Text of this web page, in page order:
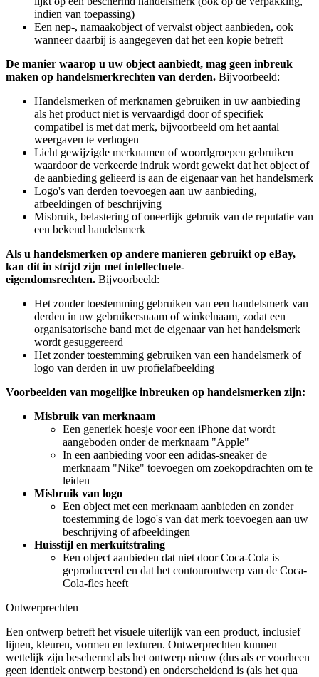
indien van toepassing)
Een nep-, namaakobject of vervalst object aanbieden, ook
wanneer daarbij is aangegeven dat het een kopie betreft
De manier waarop u uw object aanbiedt, mag geen inbreuk
maken op handelsmerkrechten van derden. Bijvoorbeeld:
Handelsmerken of merknamen gebruiken in uw aanbieding
als het product niet is vervaardigd door of specifiek
compatibel is met dat merk, bijvoorbeeld om het aantal
weergaven te verhogen
Licht gewijzigde merknamen of woordgroepen gebruiken
waardoor de verkeerde indruk wordt gewekt dat het object of
de aanbieding gelieerd is aan de eigenaar van het handelsmerk
Logo's van derden toevoegen aan uw aanbieding,
afbeeldingen of beschrijving
Misbruik, belastering of oneerlijk gebruik van de reputatie van
een bekend handelsmerk
Als u handelsmerken op andere manieren gebruikt op eBay,
kan dit in strijd zijn met intellectuele-
eigendomsrechten. Bijvoorbeeld:
Het zonder toestemming gebruiken van een handelsmerk van
derden in uw gebruikersnaam of winkelnaam, zodat een
organisatorische band met de eigenaar van het handelsmerk
wordt gesuggereerd
Het zonder toestemming gebruiken van een handelsmerk of
logo van derden in uw profielafbeelding
Voorbeelden van mogelijke inbreuken op handelsmerken zijn:
Misbruik van merknaam
Een generiek hoesje voor een iPhone dat wordt
aangeboden onder de merknaam "Apple"
In een aanbieding voor een adidas-sneaker de
merknaam "Nike" toevoegen om zoekopdrachten om te
leiden
Misbruik van logo
Een object met een merknaam aanbieden en zonder
toestemming de logo's van dat merk toevoegen aan uw
beschrijving of afbeeldingen
Huisstijl en merkuitstraling
Een object aanbieden dat niet door Coca-Cola is
geproduceerd en dat het contourontwerp van de Coca-
Cola-fles heeft
Ontwerprechten
Een ontwerp betreft het visuele uiterlijk van een product, inclusief
lijnen, kleuren, vormen en texturen. Ontwerprechten kunnen
wettelijk zijn beschermd als het ontwerp nieuw (dus als er voorheen
geen identiek ontwerp bestond) en onderscheidend is (als het qua